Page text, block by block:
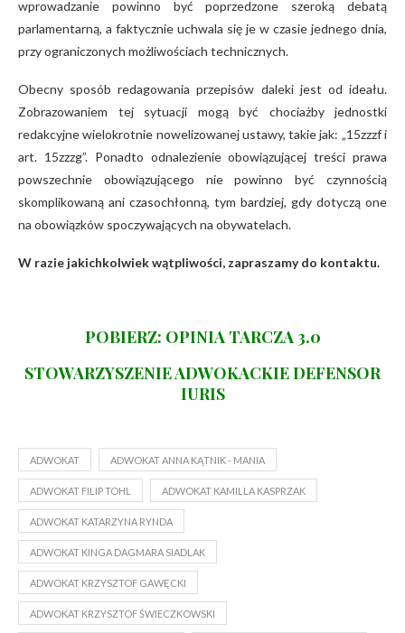
wprowadzanie powinno być poprzedzone szeroką debatą
parlamentarną, a faktycznie uchwala się je w czasie jednego dnia,
przy ograniczonych możliwościach technicznych.
Obecny sposób redagowania przepisów daleki jest od ideału.
Zobrazowaniem tej sytuacji mogą być chociażby jednostki
redakcyjne wielokrotnie nowelizowanej ustawy, takie jak: „15zzzf i
art. 15zzzg”. Ponadto odnalezienie obowiązującej treści prawa
powszechnie obowiązującego nie powinno być czynnością
skomplikowaną ani czasochłonną, tym bardziej, gdy dotyczą one
na obowiązków spoczywających na obywatelach.
W razie jakichkolwiek wątpliwości, zapraszamy do kontaktu.
POBIERZ: OPINIA TARCZA 3.0
STOWARZYSZENIE ADWOKACKIE DEFENSOR
IURIS
ADWOKAT ADWOKAT ANNA KĄTNIK - MANIA
ADWOKAT FILIP TOHL ADWOKAT KAMILLA KASPRZAK
ADWOKAT KATARZYNA RYNDA
ADWOKAT KINGA DAGMARA SIADLAK
ADWOKAT KRZYSZTOF GAWĘCKI
ADWOKAT KRZYSZTOF ŚWIECZKOWSKI